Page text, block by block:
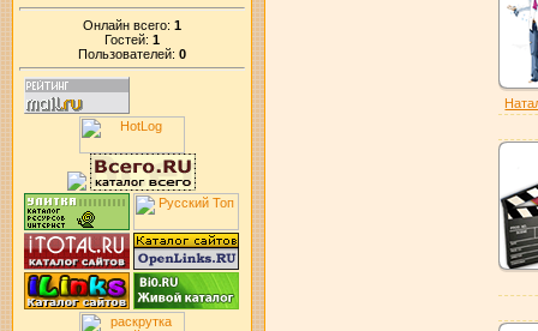
Онлайн всего: 1
Гостей: 1
Пользователей: 0